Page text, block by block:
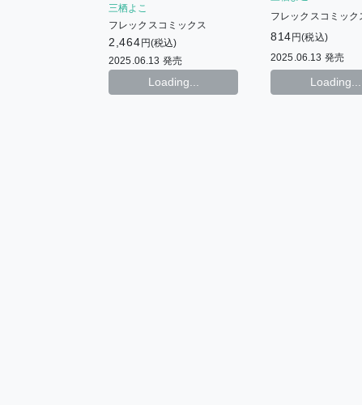
三栖よこ
フレックスコミックス
2,464 円(税込)
2025.06.13 発売
Loading...
フレックスコミック
814 円(税込)
2025.06.13 発売
Loading...